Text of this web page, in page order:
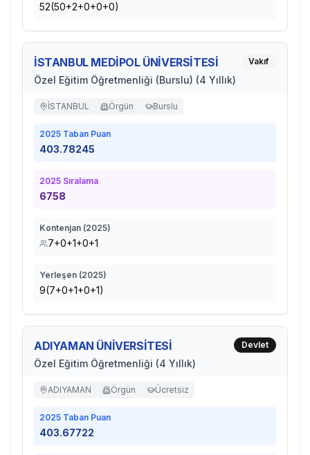
52(50+2+0+0+0)
İSTANBUL MEDİPOL ÜNİVERSİTESİ
Özel Eğitim Öğretmenliği (Burslu) (4 Yıllık)
Vakıf
İSTANBUL Örgün Burslu
2025 Taban Puan
403.78245
2025 Sıralama
6758
Kontenjan (2025)
7+0+1+0+1
Yerleşen (2025)
9(7+0+1+0+1)
ADIYAMAN ÜNİVERSİTESİ
Özel Eğitim Öğretmenliği (4 Yıllık)
Devlet
ADIYAMAN Örgün Ücretsiz
2025 Taban Puan
403.67722